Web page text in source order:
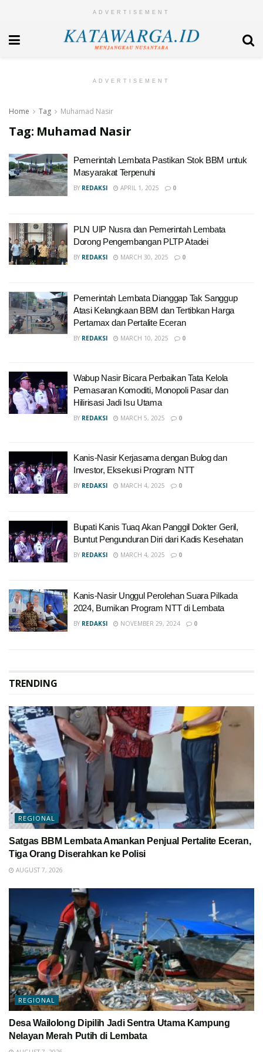
ADVERTISEMENT
ADVERTISEMENT
Home Tag Muhamad Nasir
Tag: Muhamad Nasir
Pemerintah Lembata Pastikan Stok BBM untuk
Masyarakat Terpenuhi
BY REDAKSI APRIL 1, 2025 0
PLN UIP Nusra dan Pemerintah Lembata
Dorong Pengembangan PLTP Atadei
BY REDAKSI MARCH 30, 2025 0
Pemerintah Lembata Dianggap Tak Sanggup
Atasi Kelangkaan BBM dan Tertibkan Harga
Pertamax dan Pertalite Eceran
BY REDAKSI MARCH 10, 2025 0
Wabup Nasir Bicara Perbaikan Tata Kelola
Pemasaran Komoditi, Monopoli Pasar dan
Hilirisasi Jadi Isu Utama
BY REDAKSI MARCH 5, 2025 0
Kanis-Nasir Kerjasama dengan Bulog dan
Investor, Eksekusi Program NTT
BY REDAKSI MARCH 4, 2025 0
Bupati Kanis Tuaq Akan Panggil Dokter Geril,
Buntut Pengunduran Diri dari Kadis Kesehatan
BY REDAKSI MARCH 4, 2025 0
Kanis-Nasir Unggul Perolehan Suara Pilkada
2024, Bumikan Program NTT di Lembata
BY REDAKSI NOVEMBER 29, 2024 0
TRENDING
REGIONAL
Satgas BBM Lembata Amankan Penjual Pertalite Eceran,
Tiga Orang Diserahkan ke Polisi
AUGUST 7, 2026
REGIONAL
Desa Wailolong Dipilih Jadi Sentra Utama Kampung
Nelayan Merah Putih di Lembata